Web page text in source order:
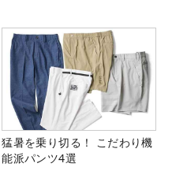
猛暑を乗り切る！ こだわり機
能派パンツ4選